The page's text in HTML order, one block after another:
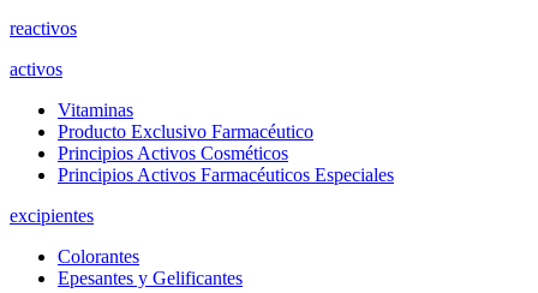
reactivos
activos
Vitaminas
Producto Exclusivo Farmacéutico
Principios Activos Cosméticos
Principios Activos Farmacéuticos Especiales
excipientes
Colorantes
Epesantes y Gelificantes